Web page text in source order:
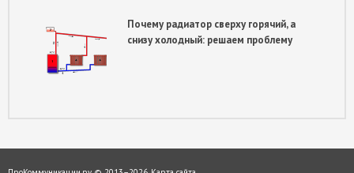
Почему радиатор сверху горячий, а
снизу холодный: решаем проблему